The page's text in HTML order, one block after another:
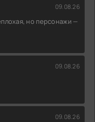
09.08.26
но персонажи —
09.08.26
09.08.26